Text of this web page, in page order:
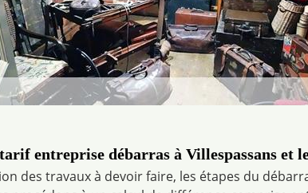
entreprise débarras à Villespassans et
des travaux à devoir faire, les étapes du